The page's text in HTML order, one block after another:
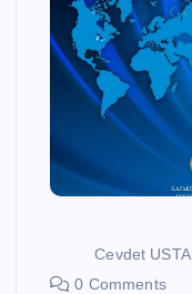
Cevdet USTA
0 Comments